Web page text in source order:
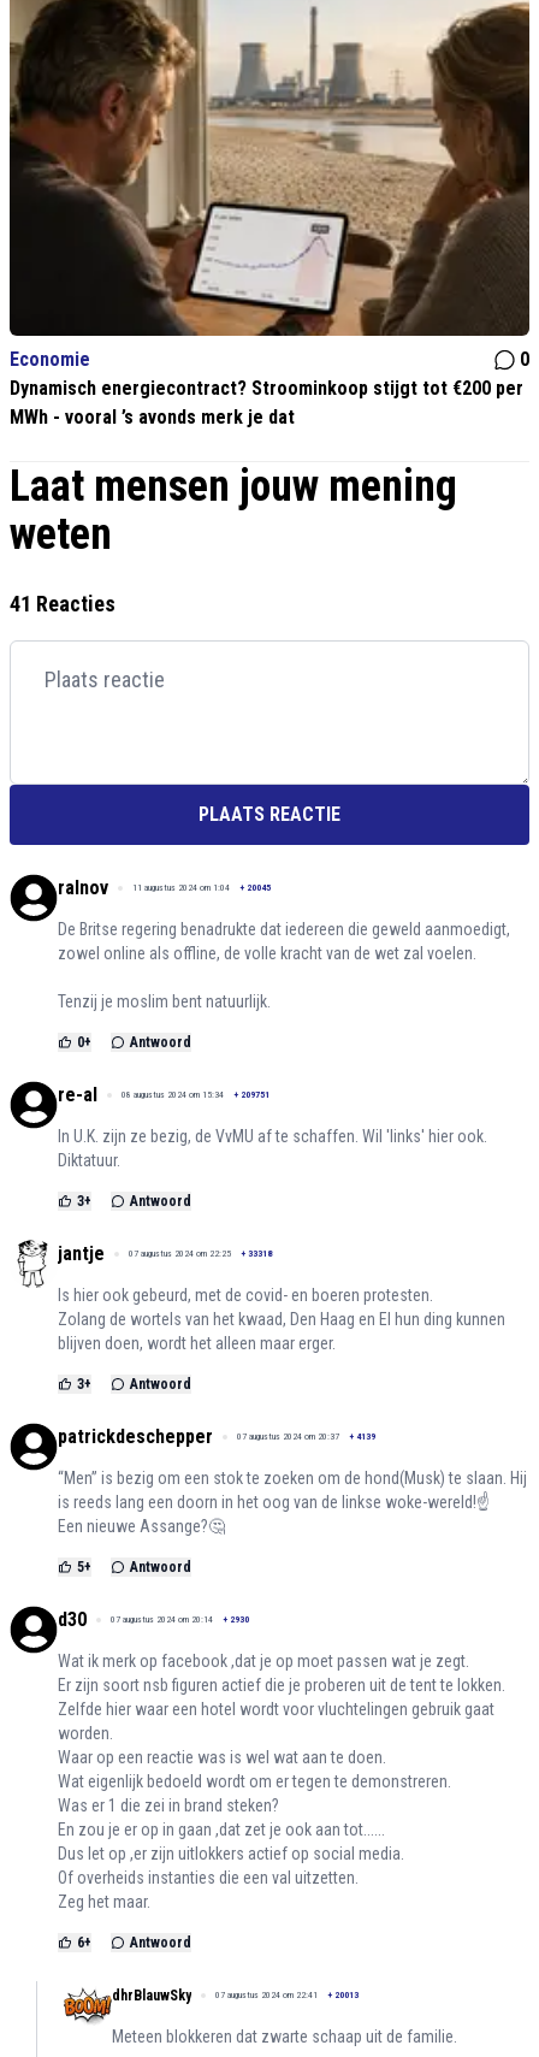
Economie
0
Dynamisch energiecontract? Stroominkoop stijgt tot €200 per
MWh - vooral ’s avonds merk je dat
Laat mensen jouw mening
weten
41 Reacties
PLAATS REACTIE
ralnov 11 augustus 2024 om 1:04 + 20045
De Britse regering benadrukte dat iedereen die geweld aanmoedigt,
zowel online als offline, de volle kracht van de wet zal voelen.
Tenzij je moslim bent natuurlijk.
0+ Antwoord
re-al 08 augustus 2024 om 15:34 + 209751
In U.K. zijn ze bezig, de VvMU af te schaffen. Wil 'links' hier ook.
Diktatuur.
3+ Antwoord
jantje 07 augustus 2024 om 22:25 + 33318
Is hier ook gebeurd, met de covid- en boeren protesten.
Zolang de wortels van het kwaad, Den Haag en EI hun ding kunnen
blijven doen, wordt het alleen maar erger.
3+ Antwoord
patrickdeschepper 07 augustus 2024 om 20:37 + 4139
“Men” is bezig om een stok te zoeken om de hond(Musk) te slaan. Hij
is reeds lang een doorn in het oog van de linkse woke-wereld!☝️
Een nieuwe Assange?🤔
5+ Antwoord
d30 07 augustus 2024 om 20:14 + 2930
Wat ik merk op facebook ,dat je op moet passen wat je zegt.
Er zijn soort nsb figuren actief die je proberen uit de tent te lokken.
Zelfde hier waar een hotel wordt voor vluchtelingen gebruik gaat
worden.
Waar op een reactie was is wel wat aan te doen.
Wat eigenlijk bedoeld wordt om er tegen te demonstreren.
Was er 1 die zei in brand steken?
En zou je er op in gaan ,dat zet je ook aan tot......
Dus let op ,er zijn uitlokkers actief op social media.
Of overheids instanties die een val uitzetten.
Zeg het maar.
6+ Antwoord
dhrBlauwSky 07 augustus 2024 om 22:41 + 20013
Meteen blokkeren dat zwarte schaap uit de familie.